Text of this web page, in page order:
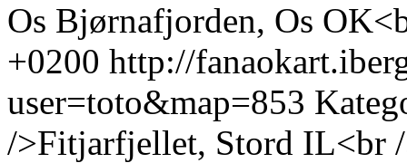
Os Bjørnafjorden, Os
+0200 http://
user=toto&map=853
/>Fitjarfjellet, Stord IL<br